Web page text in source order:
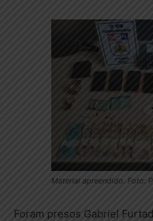
Material apreendido. Foto:
Foram presos Gabriel